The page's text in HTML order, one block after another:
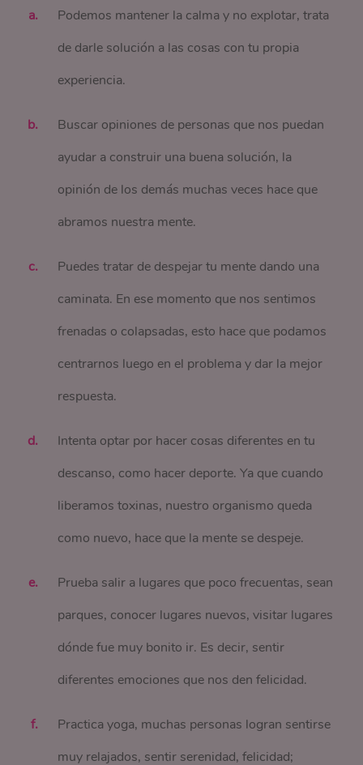
Podemos mantener la calma y no explotar, trata
de darle solución a las cosas con tu propia
experiencia.
Buscar opiniones de personas que nos puedan
ayudar a construir una buena solución, la
opinión de los demás muchas veces hace que
abramos nuestra mente.
Puedes tratar de despejar tu mente dando una
caminata. En ese momento que nos sentimos
frenadas o colapsadas, esto hace que podamos
centrarnos luego en el problema y dar la mejor
respuesta.
Intenta optar por hacer cosas diferentes en tu
descanso, como hacer deporte. Ya que cuando
liberamos toxinas, nuestro organismo queda
como nuevo, hace que la mente se despeje.
Prueba salir a lugares que poco frecuentas, sean
parques, conocer lugares nuevos, visitar lugares
dónde fue muy bonito ir. Es decir, sentir
diferentes emociones que nos den felicidad.
Practica yoga, muchas personas logran sentirse
muy relajados, sentir serenidad, felicidad;